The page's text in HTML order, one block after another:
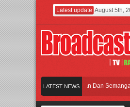
Latest update August 5th,
LATEST NEWS
Perpaduan Warisan Dan Semangat
UT School, PTBA, dan Kamaju